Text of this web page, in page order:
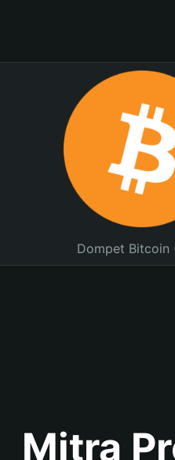
Dompet Bitcoin
Mitra